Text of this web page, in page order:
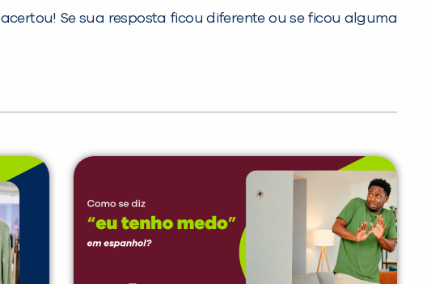
acertou! Se sua resposta ficou diferente ou se ficou alguma
PEÇA UMA DEMONSTRAÇÃO DE MÉTODO